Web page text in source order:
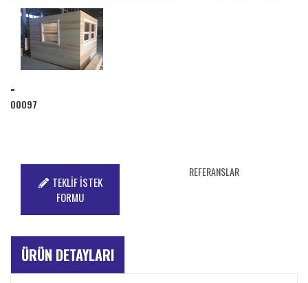
-
00097
TEKLİF İSTEK
FORMU
REFERANSLAR
ÜRÜN DETAYLARI